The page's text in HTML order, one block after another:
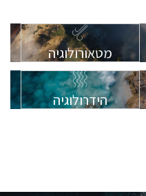
מטאורולוגיה
הידרולוגיה